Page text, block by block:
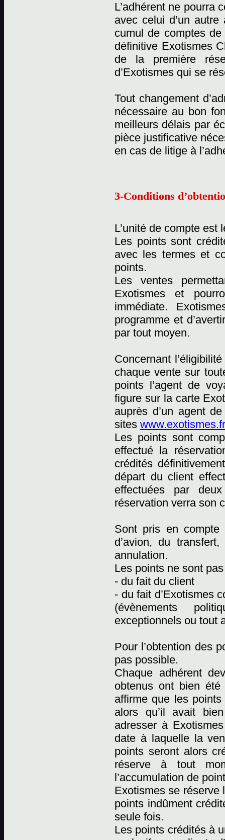
L’adhérent ne pourra
avec celui d’un
cumul de comptes
définitive Exotismes
de la première
d’Exotismes qui se
Tout changement
nécessaire au bon
meilleurs délais par
pièce justificative
en cas de litige à
3-Conditions
L’unité de compte est
Les points sont
avec les termes et
points.
Les ventes
Exotismes et
immédiate.
programme et
par tout moyen.
Concernant
chaque vente sur
points l’agent de
figure sur la carte
auprès d’un agent
sites
Les points sont
effectué la
crédités
départ du client
effectuées par
réservation verra son
Sont pris en compte
d’avion, du
annulation.
Les points ne sont
- du fait du client
- du fait d’Exotismes
(évènements
exceptionnels ou tout
Pour l’obtention des
pas possible.
Chaque adhérent
obtenus ont bien
affirme que les
alors qu’il avait
adresser à
date à laquelle la
points seront alors
réserve à tout
l’accumulation de
Exotismes se réserve
points indûment
seule fois.
Les points crédités à